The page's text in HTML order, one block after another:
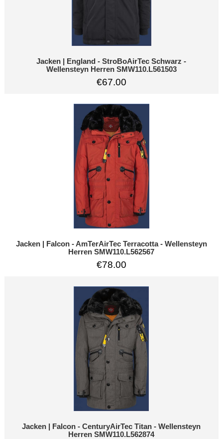
Jacken | England - StroBoAirTec Schwarz -
Wellensteyn Herren SMW110.L561503
€67.00
Jacken | Falcon - AmTerAirTec Terracotta - Wellensteyn
Herren SMW110.L562567
€78.00
Jacken | Falcon - CenturyAirTec Titan - Wellensteyn
Herren SMW110.L562874